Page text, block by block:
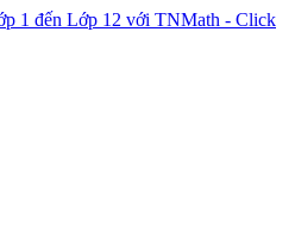
1 đến Lớp 12 với TNMath - Click